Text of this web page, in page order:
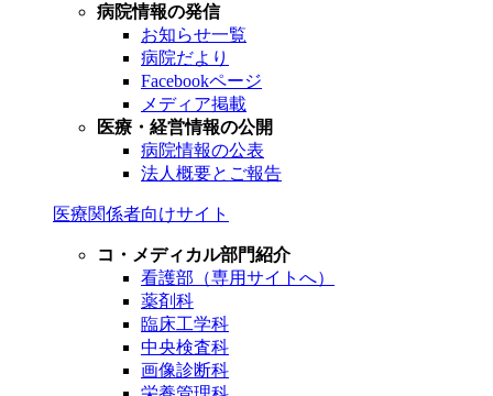
病院情報の発信
お知らせ一覧
病院だより
Facebookページ
メディア掲載
医療・経営情報の公開
病院情報の公表
法人概要とご報告
医療関係者向けサイト
コ・メディカル部門紹介
看護部（専用サイトへ）
薬剤科
臨床工学科
中央検査科
画像診断科